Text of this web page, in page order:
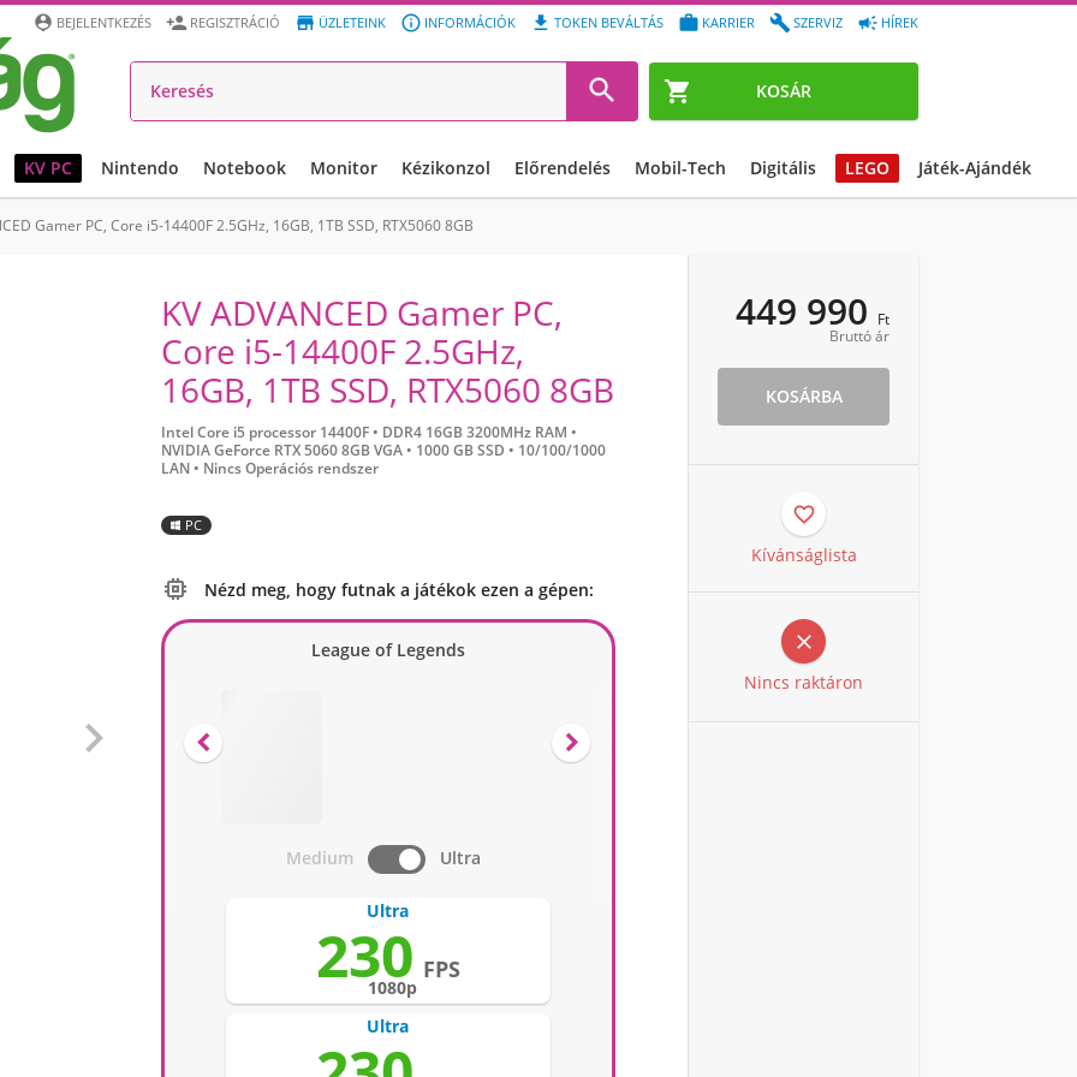
 KOSÁR
 HÍREK
 SZERVIZ
 KARRIER
 TOKEN BEVÁLTÁS
 INFORMÁCIÓK
 ÜZLETEINK
 REGISZTRÁCIÓ
 BEJELENTKEZÉS

KV PC Nintendo Notebook Monitor Kézikonzol Előrendelés Mobil-Tech Digitális LEGO Játék-Ajándék
Gamer PC, Core i5-14400F 2.5GHz, 16GB, 1TB SSD, RTX5060 8GB

KV ADVANCED Gamer PC,
Core i5-14400F 2.5GHz,
16GB, 1TB SSD, RTX5060 8GB
Intel Core i5 processor 14400F • DDR4 16GB 3200MHz RAM •
NVIDIA GeForce RTX 5060 8GB VGA • 1000 GB SSD • 10/100/1000
LAN • Nincs Operációs rendszer
PC
 Nézd meg, hogy futnak a játékok ezen a gépen:
League of Legends
 
Medium Ultra
Ultra
230 FPS
1080p
Ultra
449 990 Ft
Bruttó ár
KOSÁRBA

Kívánságlista

Nincs raktáron